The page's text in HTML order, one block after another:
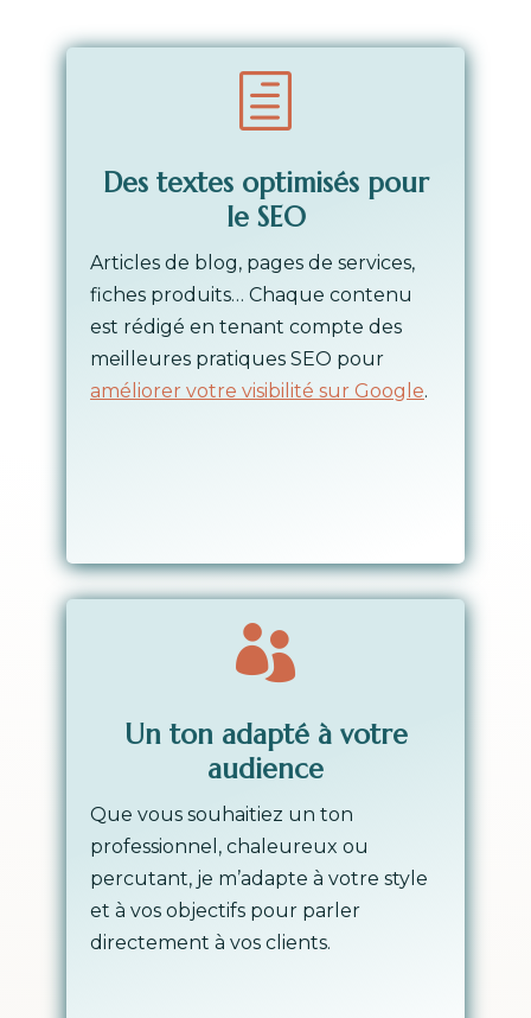
h
Des textes optimisés pour
le SEO
Articles de blog, pages de services,
fiches produits… Chaque contenu
est rédigé en tenant compte des
meilleures pratiques SEO pour
améliorer votre visibilité sur Google.

Un ton adapté à votre
audience
Que vous souhaitiez un ton
professionnel, chaleureux ou
percutant, je m’adapte à votre style
et à vos objectifs pour parler
directement à vos clients.